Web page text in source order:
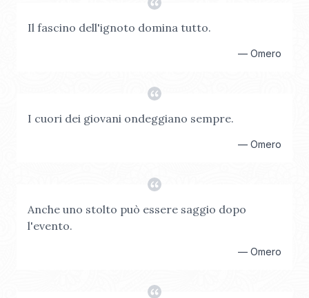
Il fascino dell'ignoto domina tutto.
— Omero
I cuori dei giovani ondeggiano sempre.
— Omero
Anche uno stolto può essere saggio dopo
l'evento.
— Omero